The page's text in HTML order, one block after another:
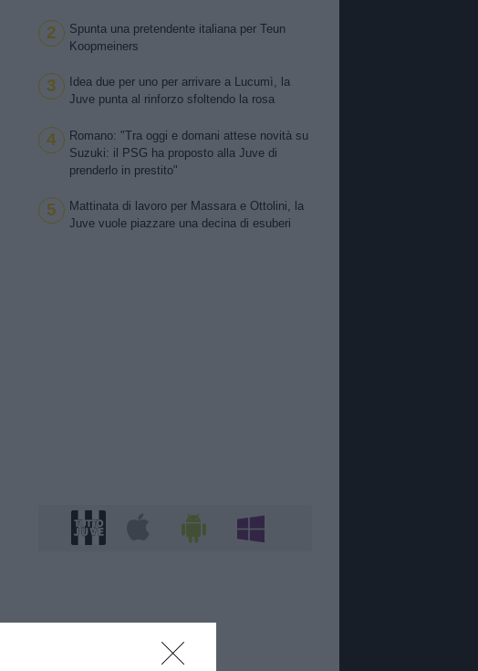
Kessiè? Cambiaso, futuro incerto. Nico-Inter,
pista fredda
2
Spunta una pretendente italiana per Teun
Koopmeiners
3
Idea due per uno per arrivare a Lucumì, la
Juve punta al rinforzo sfoltendo la rosa
4
Romano: "Tra oggi e domani attese novità su
Suzuki: il PSG ha proposto alla Juve di
prenderlo in prestito"
5
Mattinata di lavoro per Massara e Ottolini, la
Juve vuole piazzare una decina di esuberi